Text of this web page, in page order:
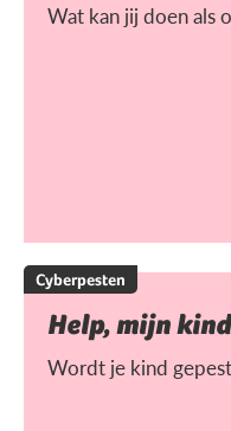
Wat kan jij doen als
Cyberpesten
Help, mijn
Wordt je kind